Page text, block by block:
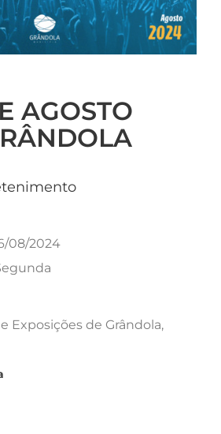
AGOSTO
08/2024
Exposições de Grândola,